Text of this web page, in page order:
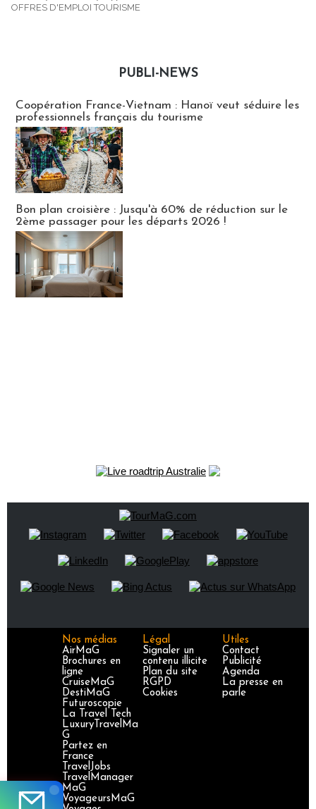
OFFRES D'EMPLOI TOURISME
PUBLI-NEWS
Coopération France-Vietnam : Hanoï veut séduire les
professionnels français du tourisme
Bon plan croisière : Jusqu'à 60% de réduction sur le
2ème passager pour les départs 2026 !
Nos médias
AirMaG
Brochures en
ligne
CruiseMaG
DestiMaG
Futuroscopie
La Travel Tech
LuxuryTravelMa
G
Partez en
France
TravelJobs
TravelManager
MaG
VoyageursMaG
Légal
Signaler un
contenu illicite
Plan du site
RGPD
Cookies
Utiles
Contact
Publicité
Agenda
La presse en
parle